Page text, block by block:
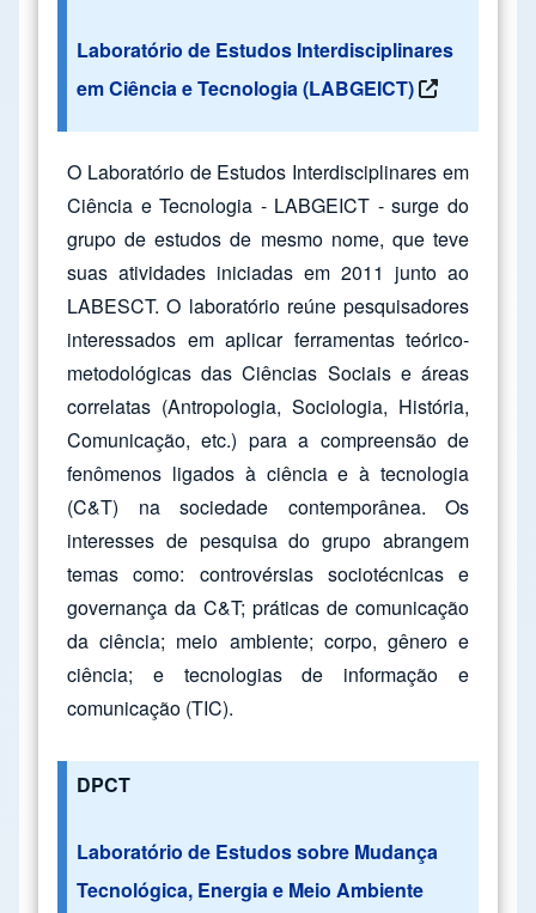
Laboratório de Estudos Interdisciplinares
em Ciência e Tecnologia (LABGEICT)
O Laboratório de Estudos Interdisciplinares em
Ciência e Tecnologia - LABGEICT - surge do
grupo de estudos de mesmo nome, que teve
suas atividades iniciadas em 2011 junto ao
LABESCT. O laboratório reúne pesquisadores
interessados em aplicar ferramentas teórico-
metodológicas das Ciências Sociais e áreas
correlatas (Antropologia, Sociologia, História,
Comunicação, etc.) para a compreensão de
fenômenos ligados à ciência e à tecnologia
(C&T) na sociedade contemporânea. Os
interesses de pesquisa do grupo abrangem
temas como: controvérsias sociotécnicas e
governança da C&T; práticas de comunicação
da ciência; meio ambiente; corpo, gênero e
ciência; e tecnologias de informação e
comunicação (TIC).
DPCT
Laboratório de Estudos sobre Mudança
Tecnológica, Energia e Meio Ambiente